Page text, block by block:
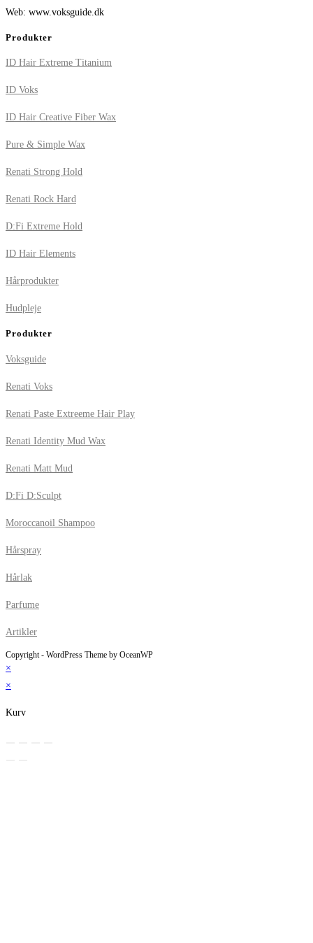
Web: www.voksguide.dk
Produkter
ID Hair Extreme Titanium
ID Voks
ID Hair Creative Fiber Wax
Pure & Simple Wax
Renati Strong Hold
Renati Rock Hard
D:Fi Extreme Hold
ID Hair Elements
Hårprodukter
Hudpleje
Produkter
Voksguide
Renati Voks
Renati Paste Extreeme Hair Play
Renati Identity Mud Wax
Renati Matt Mud
D:Fi D:Sculpt
Moroccanoil Shampoo
Hårspray
Hårlak
Parfume
Artikler
Copyright - WordPress Theme by OceanWP
×
×
Kurv